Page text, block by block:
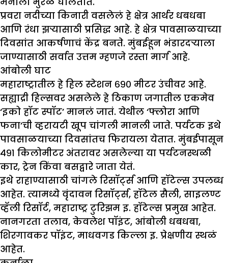
प्रवरा नदीच्या किनारी वसलेलं हे क्षेत्र आर्थर धबधबा
आणि रंधा झऱ्यासाठी प्रसिद्ध आहे. हे क्षेत्र पावसाळयाच्या
दिवसांत आकर्षणाचं केंद्र बनते. मुंबईहून भंडारदऱ्याला
जाण्यासाठी सर्वात उत्तम म्हणजे रस्ता मार्ग आहे.
आंबोली घाट
महाराष्ट्रातील हे हिल स्टेशन ६९० मीटर उंचीवर आहे.
सह्याद्री हिल्सवर असलेले हे ठिकाण जगातील एकमेव
‘इको हॉट स्पॉट’ मानलं जातं. येथील ‘फ्लोरा आणि
फना’ची व्हरायटी खूप चांगली मानली जाते. पर्यटक इथे
पावसाळयाच्या दिवसांतच फिरायला येतात. मुंबईपासून
४९१ किलोमीटर अंतरावर असलेल्या या पर्यटनस्थळी
कार, ट्रेन किंवा बसद्वारे जाता येतं.
इथे राहाण्यासाठी चांगले रिसॉर्ट्स आणि हॉटेल्स उपलब्ध
आहेत. त्यामध्ये वृंदावन रिसॉर्ट्स, हॉटेल सैली, साइलण्ट
व्हॅली रिसॉर्ट, महाराष्ट्र टुरिझम इ. हॉटेल्स प्रमुख आहेत.
नानगरता तलाव, केवलेश पॉइंट, आंबोली धबधबा,
शिरगावकर पॉइंट, माधवगड किल्ला इ. प्रेक्षणीय स्थळं
आहेत.